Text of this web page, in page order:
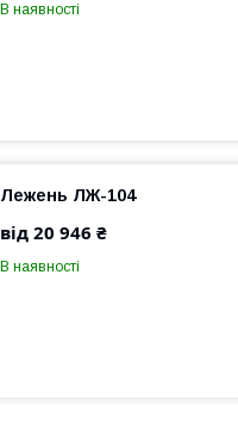
В наявності
Лежень ЛЖ-104
від 20 946 ₴
В наявності